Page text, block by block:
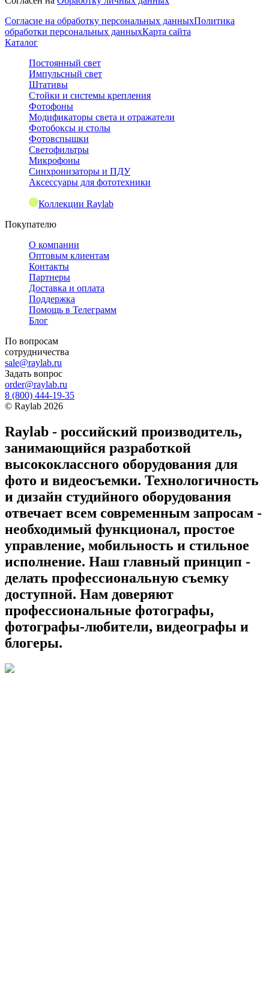
Согласие на обработку персональных данныхПолитика
обработки персональных данныхКарта сайта
Каталог
Постоянный свет
Импульсный свет
Штативы
Стойки и системы крепления
Фотофоны
Модификаторы света и отражатели
Фотобоксы и столы
Фотовспышки
Светофильтры
Микрофоны
Синхронизаторы и ПДУ
Аксессуары для фототехники
Коллекции Raylab
Покупателю
О компании
Оптовым клиентам
Контакты
Партнеры
Доставка и оплата
Поддержка
Помощь в Телеграмм
Блог
По вопросам
сотрудничества
sale@raylab.ru
Задать вопрос
order@raylab.ru
8 (800) 444-19-35
© Raylab 2026
Raylab - российский производитель,
занимающийся разработкой
высококлассного оборудования для
фото и видеосъемки. Технологичность
и дизайн студийного оборудования
отвечает всем современным запросам -
необходимый функционал, простое
управление, мобильность и стильное
исполнение. Наш главный принцип -
делать профессиональную съемку
доступной. Нам доверяют
профессиональные фотографы,
фотографы-любители, видеографы и
блогеры.